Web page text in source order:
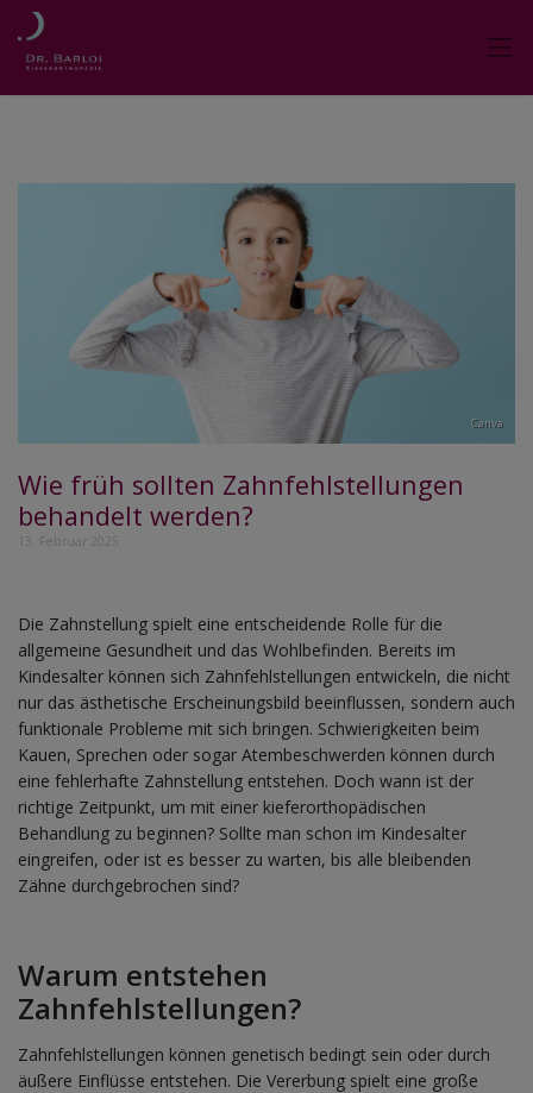
Canva
Wie früh sollten Zahnfehlstellungen
behandelt werden?
13. Februar 2025
Die Zahnstellung spielt eine entscheidende Rolle für die
allgemeine Gesundheit und das Wohlbefinden. Bereits im
Kindesalter können sich Zahnfehlstellungen entwickeln, die nicht
nur das ästhetische Erscheinungsbild beeinflussen, sondern auch
funktionale Probleme mit sich bringen. Schwierigkeiten beim
Kauen, Sprechen oder sogar Atembeschwerden können durch
eine fehlerhafte Zahnstellung entstehen. Doch wann ist der
richtige Zeitpunkt, um mit einer kieferorthopädischen
Behandlung zu beginnen? Sollte man schon im Kindesalter
eingreifen, oder ist es besser zu warten, bis alle bleibenden
Zähne durchgebrochen sind?
Warum entstehen
Zahnfehlstellungen?
Zahnfehlstellungen können genetisch bedingt sein oder durch
äußere Einflüsse entstehen. Die Vererbung spielt eine große